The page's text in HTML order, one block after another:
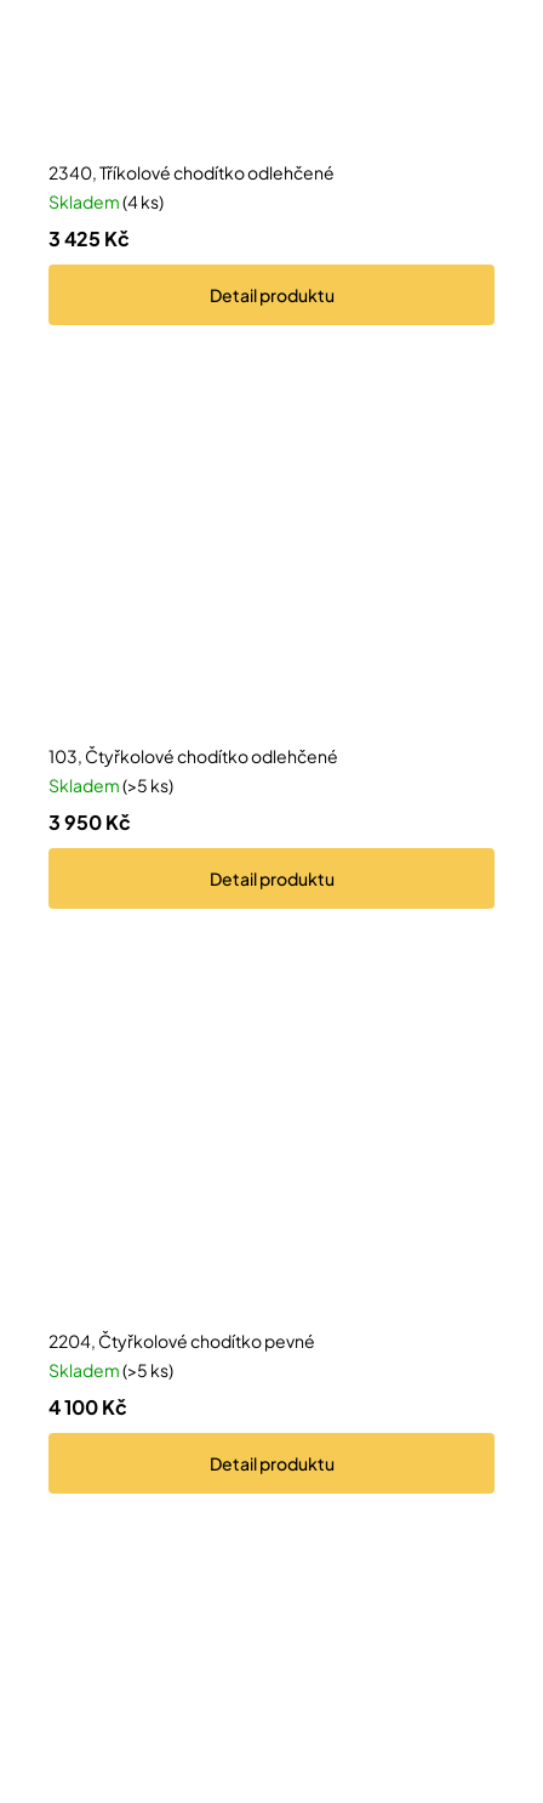
2340, Tříkolové chodítko odlehčené
Skladem(4 ks)
3 425 Kč
Detailproduktu
103, Čtyřkolové chodítko odlehčené
Skladem(>5 ks)
3 950 Kč
Detailproduktu
2204, Čtyřkolové chodítko pevné
Skladem(>5 ks)
4 100 Kč
Detailproduktu